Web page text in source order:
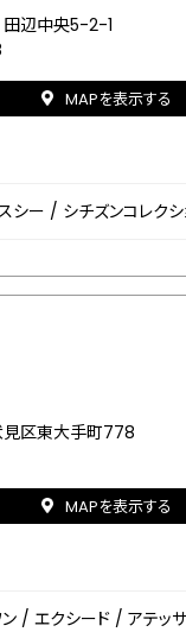
辺中央5-2-1
MAPを表示する
シー / シチズンコレクシ
区東大手町778
MAPを表示する
/ エクシード / アテッサ